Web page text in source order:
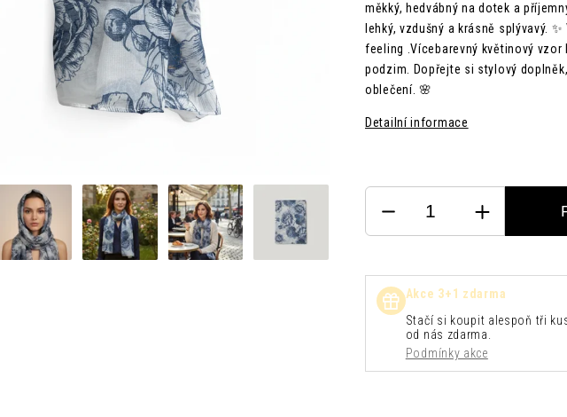
měkký, hedvábný na dotek a
lehký, vzdušný a krásně splývavý.
feeling .Vícebarevný květinový
podzim. Dopřejte si stylový
oblečení. 🌸
Detailní informace
Akce 3+1 zdarma
Stačí si koupit alespoň tři
od nás zdarma.
Podmínky akce